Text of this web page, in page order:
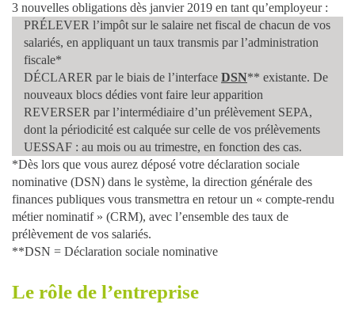
3 nouvelles obligations dès janvier 2019 en tant qu’employeur :
PRÉLEVER l’impôt sur le salaire net fiscal de chacun de vos
salariés, en appliquant un taux transmis par l’administration
fiscale*
DÉCLARER par le biais de l’interface DSN** existante. De
nouveaux blocs dédies vont faire leur apparition
REVERSER par l’intermédiaire d’un prélèvement SEPA,
dont la périodicité est calquée sur celle de vos prélèvements
UESSAF : au mois ou au trimestre, en fonction des cas.
*Dès lors que vous aurez déposé votre déclaration sociale
nominative (DSN) dans le système, la direction générale des
finances publiques vous transmettra en retour un « compte-rendu
métier nominatif » (CRM), avec l’ensemble des taux de
prélèvement de vos salariés.
**DSN = Déclaration sociale nominative
Le rôle de l’entreprise